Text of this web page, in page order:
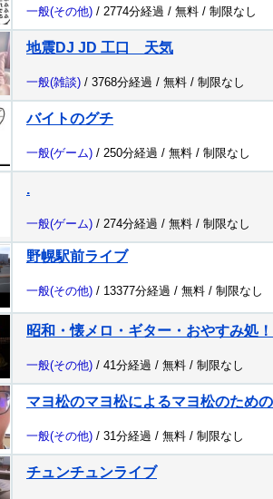
一般(その他) / 2774分経過 / 無料 / 制限なし
地震DJ JD 工口 天気
一般(雑談) / 3768分経過 / 無料 / 制限なし
バイトのグチ
一般(ゲーム) / 250分経過 / 無料 / 制限なし
.
一般(ゲーム) / 274分経過 / 無料 / 制限なし
野幌駅前ライブ
一般(その他) / 13377分経過 / 無料 / 制限なし
昭和・懐メロ・ギター・おやすみ処！
一般(その他) / 41分経過 / 無料 / 制限なし
マヨ松のマヨ松によるマヨ松のため
一般(その他) / 31分経過 / 無料 / 制限なし
チュンチュンライブ